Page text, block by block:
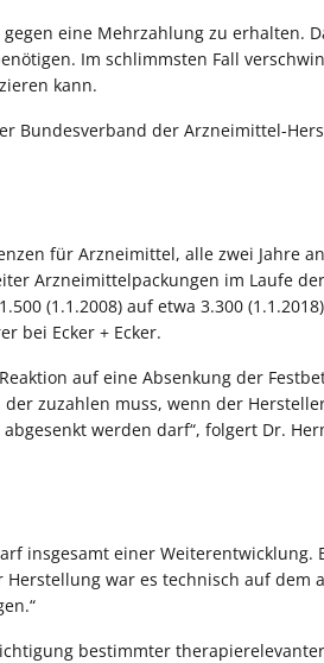
eine Mehrzahlung zu erhalten.
Im schlimmsten Fall
kann.
Bundesverband der Arzneimittel-
für Arzneimittel, alle zwei Jahre
Arzneimittelpackungen im Laufe
(1.1.2008) auf etwa 3.300
bei Ecker + Ecker.
auf eine Absenkung der
zuzahlen muss, wenn der
werden darf“, folgert Dr.
insgesamt einer Weiterentwicklung.
war es technisch auf dem
bestimmter therapierelevanter